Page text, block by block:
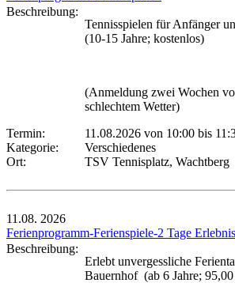
Beschreibung:
Tennisspielen für Anfänger
(10-15 Jahre; kostenlos)
(Anmeldung zwei Wochen
schlechtem Wetter)
Termin:
11.08.2026 von 10:00 bis
Kategorie:
Verschiedenes
Ort:
TSV Tennisplatz, Wachtberg
11.08. 2026
Ferienprogramm-Ferienspiele-2 Tage
Beschreibung:
Erlebt unvergessliche
Bauernhof (ab 6 Jahre;